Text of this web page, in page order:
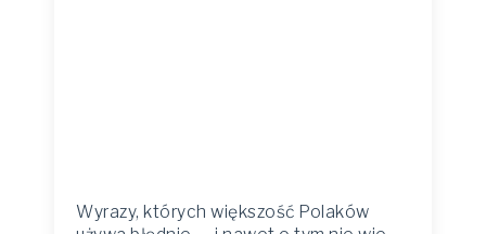
Wyrazy, których większość Polaków